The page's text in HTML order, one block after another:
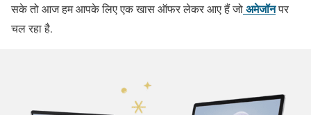
सके तो आज हम आपके लिए एक खास ऑफर लेकर आए हैं जोअमेजॉनपर
चल रहा है.